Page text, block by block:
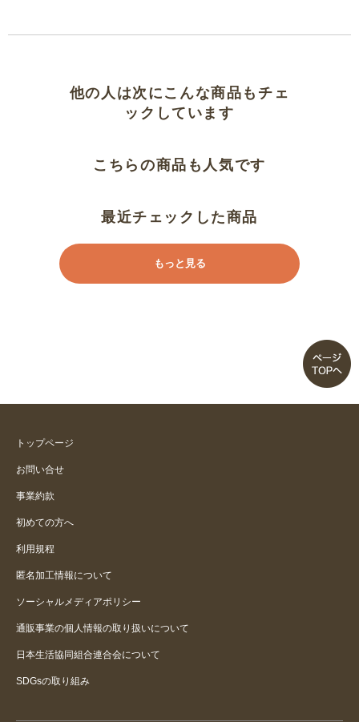
他の人は次にこんな商品もチェ
ックしています
こちらの商品も人気です
最近チェックした商品
もっと見る
トップページ
お問い合せ
事業約款
初めての方へ
利用規程
匿名加工情報について
ソーシャルメディアポリシー
通販事業の個人情報の取り扱いについて
日本生活協同組合連合会について
SDGsの取り組み